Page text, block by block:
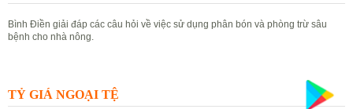
Bình Điền giải đáp các câu hỏi về việc sử dụng phân bón và phòng trừ sâu
bệnh cho nhà nông.
TỶ GIÁ NGOẠI TỆ